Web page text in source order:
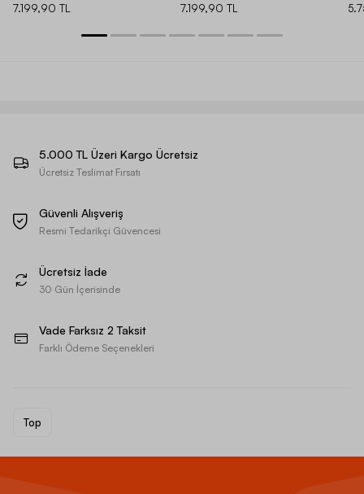
7.199,90 TL
7.199,90 TL
5.000 TL Üzeri Kargo Ücretsiz
Ücretsiz Teslimat Fırsatı
Güvenli Alışveriş
Resmi Tedarikçi Güvencesi
Ücretsiz İade
30 Gün İçerisinde
Vade Farksız 2 Taksit
Farklı Ödeme Seçenekleri
Top